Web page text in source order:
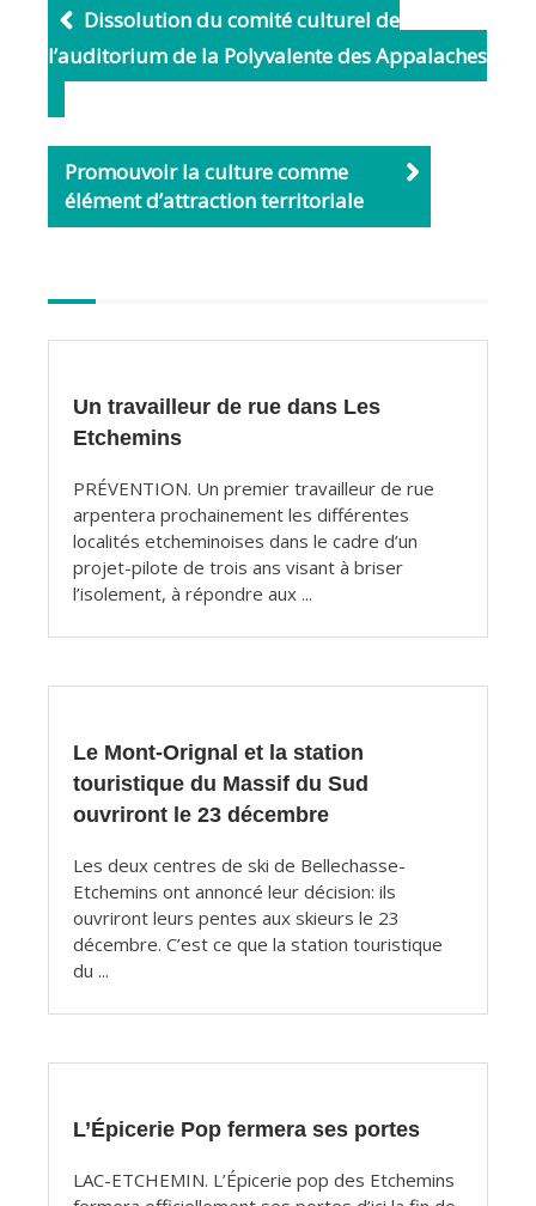
b
o
o
l
Dissolution du comité culturel de
l’auditorium de la Polyvalente des Appalaches
Promouvoir la culture comme
élément d’attraction territoriale
articles
Un travailleur de rue dans Les
Etchemins
PRÉVENTION. Un premier travailleur de rue
arpentera prochainement les différentes
localités etcheminoises dans le cadre d’un
projet-pilote de trois ans visant à briser
l’isolement, à répondre aux ...
Le Mont-Orignal et la station
touristique du Massif du Sud
ouvriront le 23 décembre
Les deux centres de ski de Bellechasse-
Etchemins ont annoncé leur décision: ils
ouvriront leurs pentes aux skieurs le 23
décembre. C’est ce que la station touristique
du ...
L’Épicerie Pop fermera ses portes
LAC-ETCHEMIN. L’Épicerie pop des Etchemins